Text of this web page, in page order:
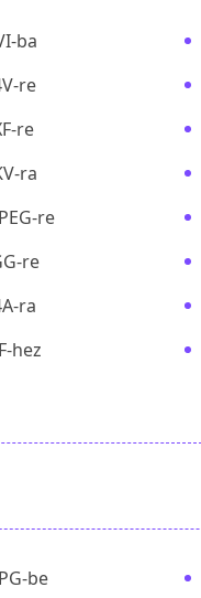
ba
re
re
ra
re
re
ra
hez
be